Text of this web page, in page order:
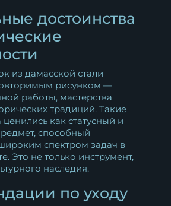
достоинства
из дамасской стали
рисунком —
работы, мастерства
традиций. Такие
как статусный и
способный
спектром задач в
Это не только инструмент,
наследия.
по уходу